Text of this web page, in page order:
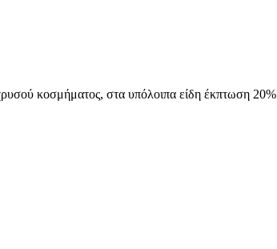
κοσμήματος, στα υπόλοιπα είδη έκπτωση 20%